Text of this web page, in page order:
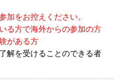
をお控えください。
る方で海外からの参加の方
がある方
解を受けることのできる者